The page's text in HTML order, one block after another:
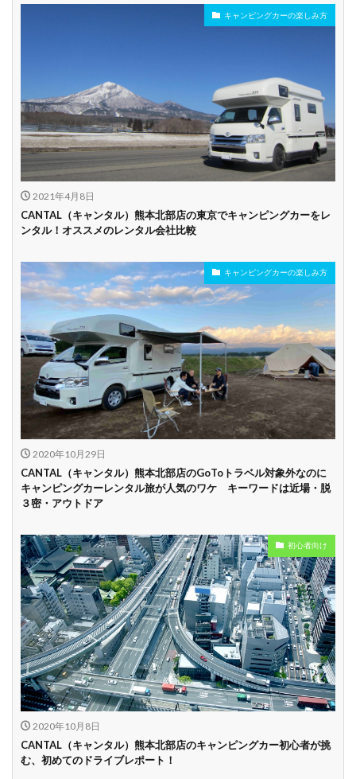
駅配車あり 多言語対応 年末年始営業
配車サービスあり
マイカー預かりあ
り
カード支払い可
ビジネス利用 カップル向き ファミリー向き
貸し出しオプショ
ン充実
新車多数あり
試乗プラン有り
キャンペーン開催
中
長期割引
学割 早割
キャンピングカーの楽しみ方
2021年4月8日
CANTAL（キャンタル）熊本北部店の東京でキャンピングカーをレ
ンタル！オススメのレンタル会社比較
キャンピングカーの楽しみ方
2020年10月29日
CANTAL（キャンタル）熊本北部店のGoToトラベル対象外なのに
キャンピングカーレンタル旅が人気のワケ キーワードは近場・脱
３密・アウトドア
初心者向け
2020年10月8日
CANTAL（キャンタル）熊本北部店のキャンピングカー初心者が挑
む、初めてのドライブレポート！